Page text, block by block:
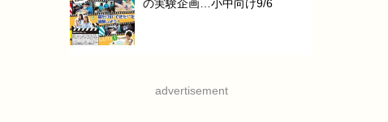
の実験企画…小中向け9/6
advertisement